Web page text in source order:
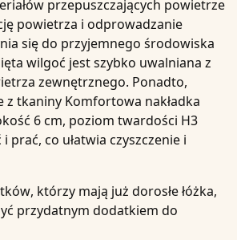
przepuszczających powietrze
powietrza i odprowadzanie
się do przyjemnego środowiska
wilgoć jest szybko uwalniana z
zewnętrznego. Ponadto,
z tkaniny Komfortowa nakładka
6 cm, poziom twardości H3
prać, co ułatwia czyszczenie i
, którzy mają już dorosłe łóżka,
przydatnym dodatkiem do